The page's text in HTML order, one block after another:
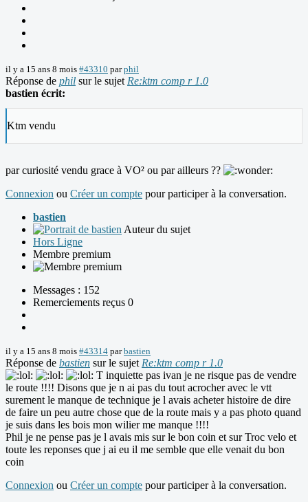
il y a 15 ans 8 mois #43310 parphil
Réponse de phil sur le sujet Re:ktm comp r 1.0
bastien écrit:
Ktm vendu
par curiosité vendu grace à VO² ou par ailleurs ??
Connexion ou Créer un compte pour participer à la conversation.
bastien
Auteur du sujet
Hors Ligne
Membre premium
Messages : 152
Remerciements reçus 0
il y a 15 ans 8 mois #43314 parbastien
Réponse de bastien sur le sujet Re:ktm comp r 1.0
T inquiette pas ivan je ne risque pas de vendre
le route !!!! Disons que je n ai pas du tout acrocher avec le vtt
surement le manque de technique je l avais acheter histoire de dire
de faire un peu autre chose que de la route mais y a pas photo quand
je suis dans les bois mon wilier me manque !!!!
Phil je ne pense pas je l avais mis sur le bon coin et sur Troc velo et
toute les reponses que j ai eu il me semble que elle venait du bon
coin
Connexion ou Créer un compte pour participer à la conversation.